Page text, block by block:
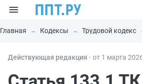
Главная Кодексы Трудовой кодекс
Действующая редакция ⸱ от 1 марта